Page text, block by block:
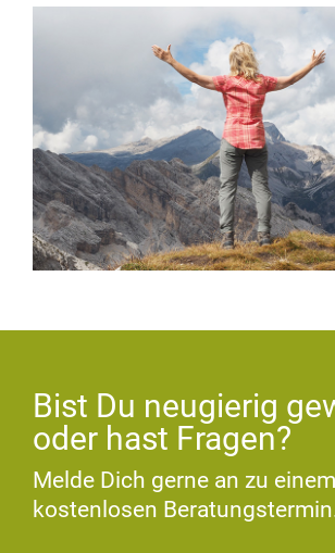
Bist Du neugierig
oder hast Fragen?
Melde Dich gerne an zu einem
kostenlosen